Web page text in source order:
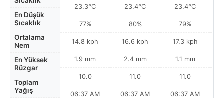
En Düşük
Sıcaklık
Ortalama
Nem
En Yüksek
Rüzgar
Toplam
Yağış
23.3°C
77%
14.8 kph
1.9 mm
10.0
06:37 AM
23.4°C
80%
16.6 kph
2.4 mm
11.0
06:37 AM
23.4°C
79%
17.3 kph
1.1 mm
11.0
06:37 AM